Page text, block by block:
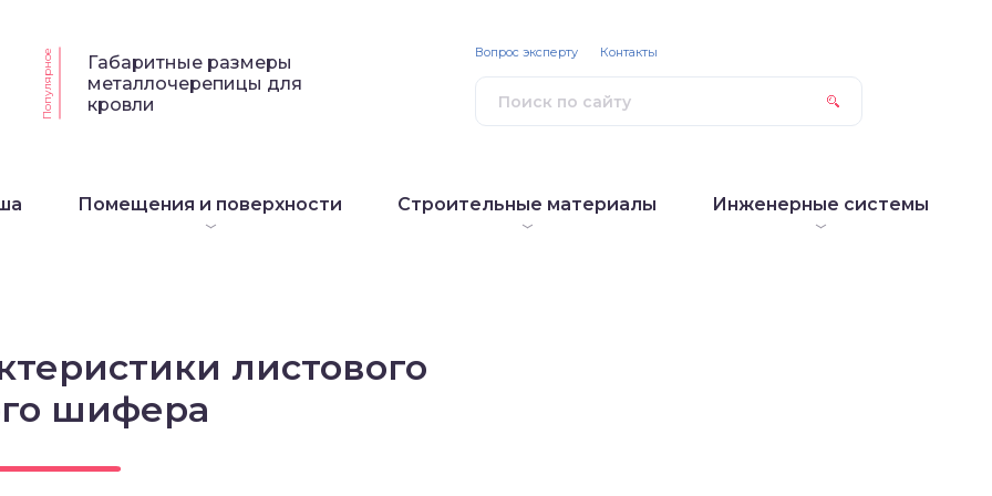
Популярное
Габаритные размеры
металлочерепицы для
кровли
Помещения и поверхности Строительные материалы Инженерные системы
Вопрос эксперту Контакты
листового
шифера